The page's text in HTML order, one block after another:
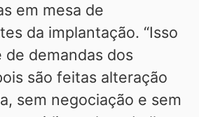
em mesa de
da implantação. “Isso
de demandas dos
são feitas alteração
sem negociação e sem